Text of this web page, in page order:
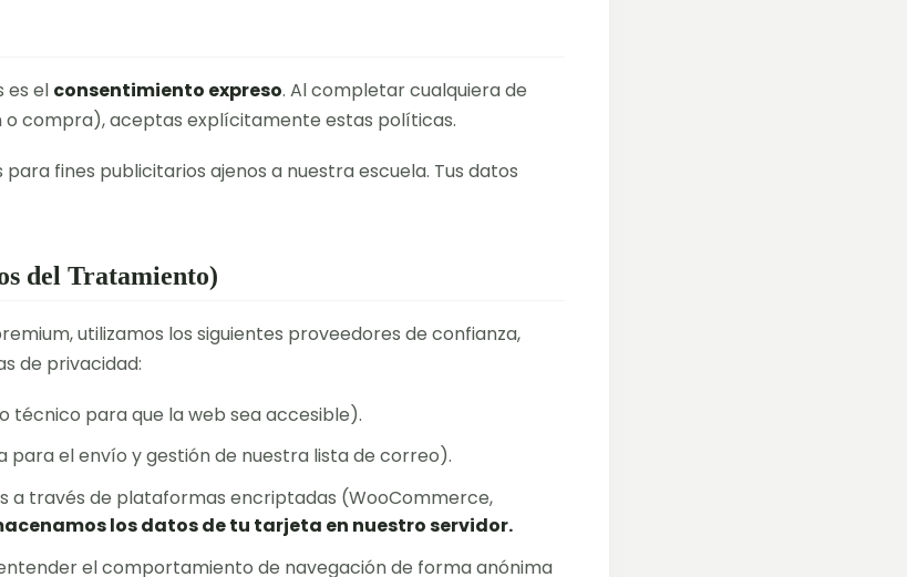
es el consentimiento expreso. Al completar cualquiera de
compra), aceptas explícitamente estas políticas.
fines publicitarios ajenos a nuestra escuela. Tus datos
del Tratamiento)
utilizamos los siguientes proveedores de confianza,
de privacidad:
técnico para que la web sea accesible).
para el envío y gestión de nuestra lista de correo).
a través de plataformas encriptadas (WooCommerce,
los datos de tu tarjeta en nuestro servidor.
el comportamiento de navegación de forma anónima